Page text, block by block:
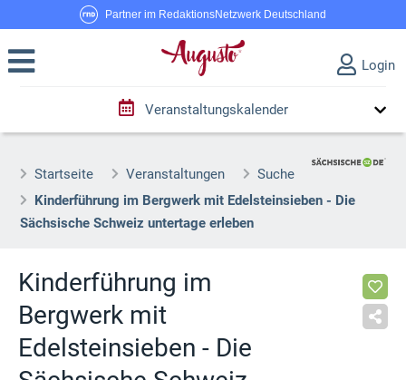
Partner im RedaktionsNetzwerk Deutschland
Login
Veranstaltungskalender
Startseite Veranstaltungen
Suche
Kinderführung im Bergwerk mit Edelsteinsieben - Die
Sächsische Schweiz untertage erleben
Kinderführung im
Bergwerk mit
Edelsteinsieben - Die